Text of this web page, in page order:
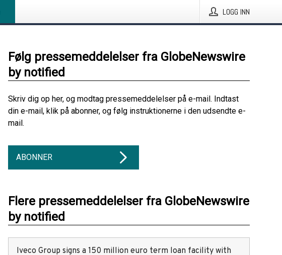
LOGG INN
Følg pressemeddelelser fra GlobeNewswire
by notified
Skriv dig op her, og modtag pressemeddelelser på e-mail. Indtast
din e-mail, klik på abonner, og følg instruktionerne i den udsendte e-
mail.
ABONNER
Flere pressemeddelelser fra GlobeNewswire
by notified
Iveco Group signs a 150 million euro term loan facility with